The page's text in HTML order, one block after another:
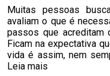
Muitas pessoas
avaliam o que é
passos que acreditam
Ficam na expectativa
vida é assim, nem
Leia mais